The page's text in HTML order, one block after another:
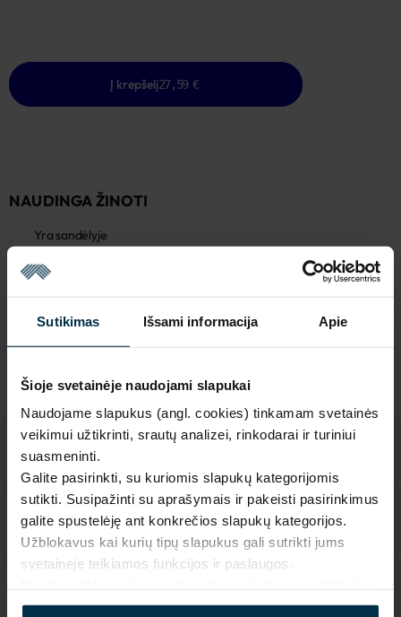
Sutikimas Išsami informacija Apie
Šioje svetainėje naudojami slapukai
Naudojame slapukus (angl. cookies) tinkamam svetainės
veikimui užtikrinti, srautų analizei, rinkodarai ir turiniui
suasmeninti.
Galite pasirinkti, su kuriomis slapukų kategorijomis
sutikti. Susipažinti su aprašymais ir pakeisti pasirinkimus
galite spustelėję ant konkrečios slapukų kategorijos.
Užblokavus kai kurių tipų slapukus gali sutrikti jums
svetainėje teikiamos funkcijos ir paslaugos.
Į krepšelį27,59 €
NAUDINGA ŽINOTI
Yra sandėlyje
Garantija - 2 metai
Grąžinimas - 14 dienų
Žiūrėti grąžinimo politiką
S. Kerbedžio st. 23,
Panevėžys, 35113
MADE IN EUROPE